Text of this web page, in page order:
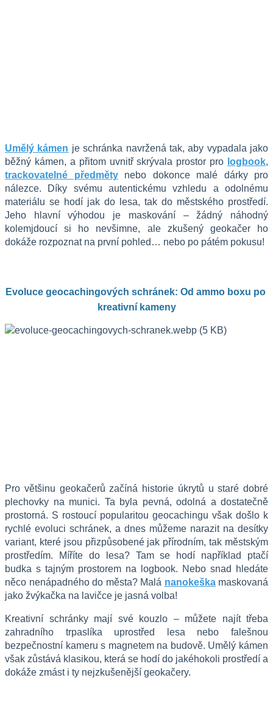
Umělý kámen je schránka navržená tak, aby vypadala jako
běžný kámen, a přitom uvnitř skrývala prostor pro logbook
trackovatelné předměty nebo dokonce malé dárky pro
nálezce. Díky svému autentickému vzhledu a odolnému
materiálu se hodí jak do lesa, tak do městského prostředí.
Jeho hlavní výhodou je maskování – žádný náhodný
kolemjdoucí si ho nevšimne, ale zkušený geokačer ho
dokáže rozpoznat na první pohled… nebo po pátém pokusu!
Evoluce geocachingových schránek: Od ammo boxu po
kreativní kameny
Pro většinu geokačerů začíná historie úkrytů u staré dobré
plechovky na munici. Ta byla pevná, odolná a dostatečně
prostorná. S rostoucí popularitou geocachingu však došlo k
rychlé evoluci schránek, a dnes můžeme narazit na desítky
variant, které jsou přizpůsobené jak přírodním, tak městským
prostředím. Míříte do lesa? Tam se hodí například ptačí
budka s tajným prostorem na logbook. Nebo snad hledáte
něco nenápadného do města? Malá nanokeška maskovaná
jako žvýkačka na lavičce je jasná volba!
Kreativní schránky mají své kouzlo – můžete najít třeba
zahradního trpaslíka uprostřed lesa nebo falešnou
bezpečnostní kameru s magnetem na budově. Umělý kámen
však zůstává klasikou, která se hodí do jakéhokoli prostředí a
dokáže zmást i ty nejzkušenější geokačery.